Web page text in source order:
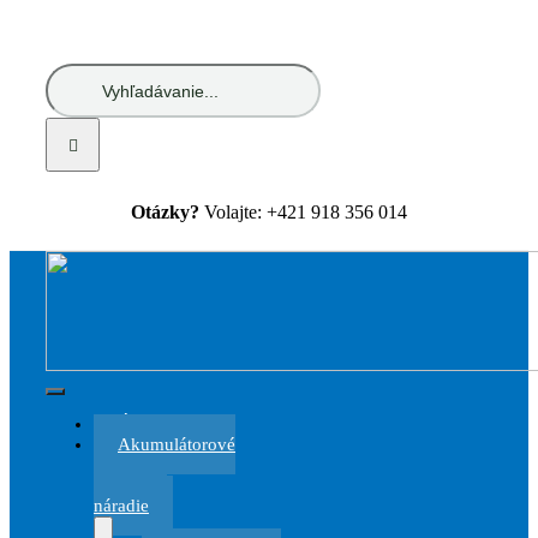
content
Hľadať:
Otázky? Volajte: +421 918 356 014
Toggle
Navigation
Akumulátorové
náradie